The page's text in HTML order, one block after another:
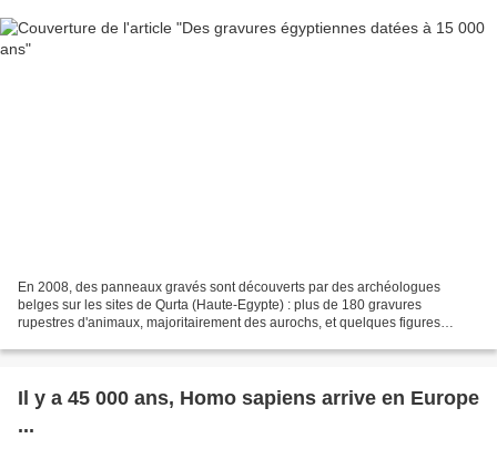
En 2008, des panneaux gravés sont découverts par des archéologues
belges sur les sites de Qurta (Haute-Egypte) : plus de 180 gravures
rupestres d'animaux, majoritairement des aurochs, et quelques figures
Il y a 45 000 ans, Homo sapiens arrive en Europe
...